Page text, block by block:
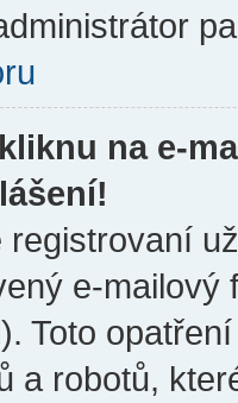
na e-
registrovaní
e-mailový
Toto
a robotů,